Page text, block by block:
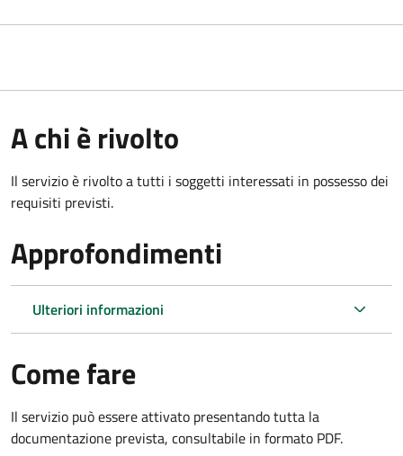
A chi è rivolto
Il servizio è rivolto a tutti i soggetti interessati in possesso dei
requisiti previsti.
Approfondimenti
Ulteriori informazioni
Come fare
Il servizio può essere attivato presentando tutta la
documentazione prevista, consultabile in formato PDF.